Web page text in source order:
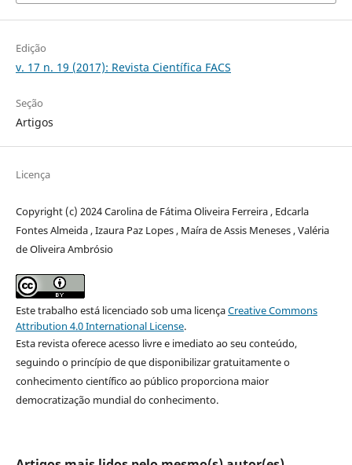
Edição
v. 17 n. 19 (2017): Revista Científica FACS
Seção
Artigos
Licença
Copyright (c) 2024 Carolina de Fátima Oliveira Ferreira , Edcarla
Fontes Almeida , Izaura Paz Lopes , Maíra de Assis Meneses , Valéria
de Oliveira Ambrósio
Este trabalho está licenciado sob uma licençaCreative Commons
Attribution 4.0 International License.
Esta revista oferece acesso livre e imediato ao seu conteúdo,
seguindo o princípio de que disponibilizar gratuitamente o
conhecimento científico ao público proporciona maior
democratização mundial do conhecimento.